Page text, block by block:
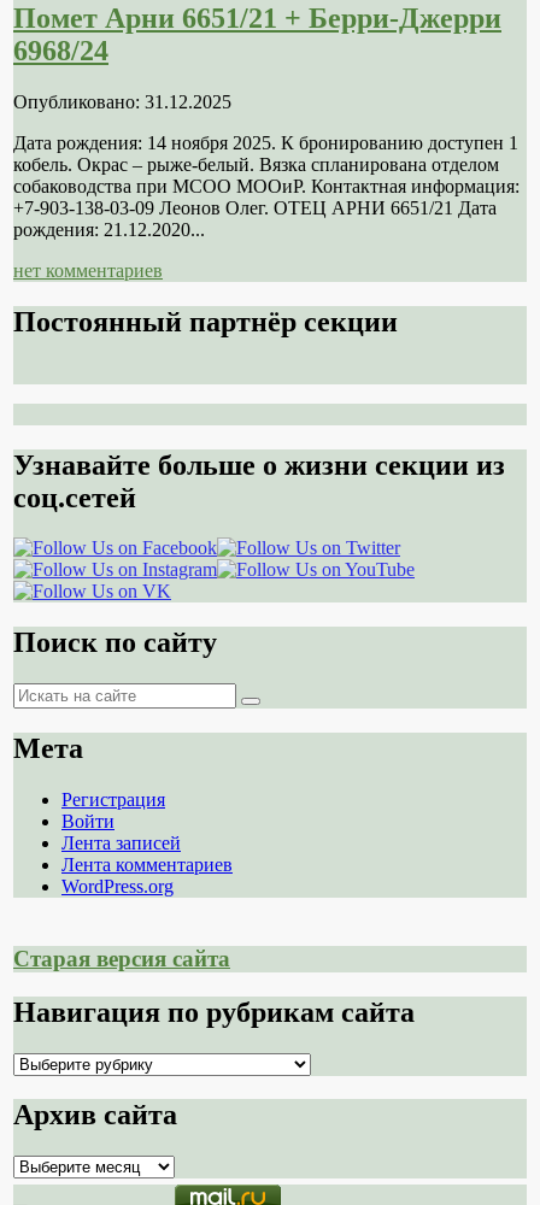
Помет Арни 6651/21 + Берри-Джерри
6968/24
Опубликовано: 31.12.2025
Дата рождения: 14 ноября 2025. К бронированию доступен 1
кобель. Окрас – рыже-белый. Вязка спланирована отделом
собаководства при МСОО МООиР. Контактная информация:
+7-903-138-03-09 Леонов Олег. ОТЕЦ АРНИ 6651/21 Дата
рождения: 21.12.2020...
нет комментариев
Постоянный партнёр секции
Узнавайте больше о жизни секции из
соц.сетей
Поиск по сайту
Поиск
Поиск
Мета
Регистрация
Войти
Лента записей
Лента комментариев
WordPress.org
Старая версия сайта
Навигация по рубрикам сайта
Навигация
рубрикам
сайта
Архив сайта
Архив
сайта